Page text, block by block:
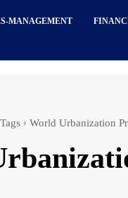
MANAGEMENT
Tags World Urbanization